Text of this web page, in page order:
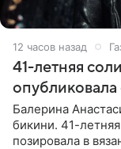
12 часов назад
41-летняя
Балерина
бикини. 41-
позировала в